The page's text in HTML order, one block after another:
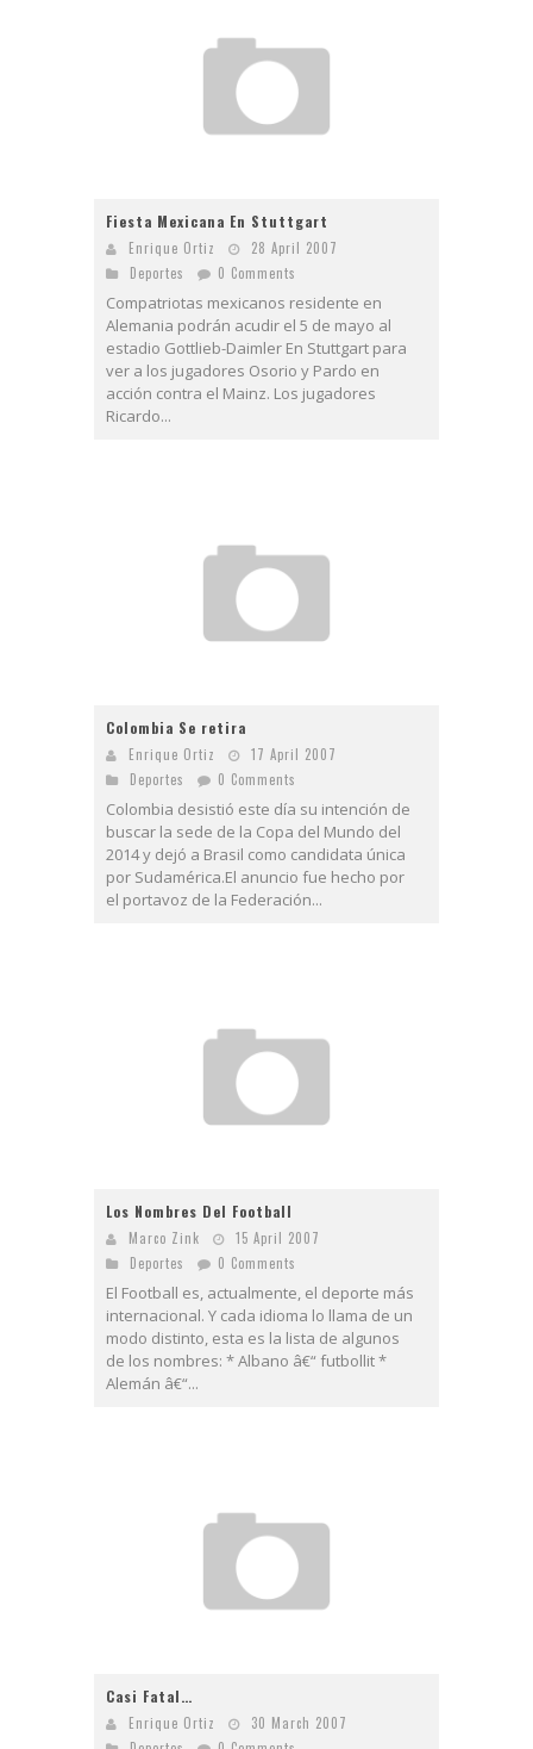
Fiesta Mexicana En Stuttgart
Enrique Ortiz
28 April 2007
Deportes
0 Comments
Compatriotas mexicanos residente en
Alemania podrán acudir el 5 de mayo al
estadio Gottlieb-Daimler En Stuttgart para
ver a los jugadores Osorio y Pardo en
acción contra el Mainz. Los jugadores
Ricardo...
Colombia Se retira
Enrique Ortiz
17 April 2007
Deportes
0 Comments
Colombia desistió este día su intención de
buscar la sede de la Copa del Mundo del
2014 y dejó a Brasil como candidata única
por Sudamérica.El anuncio fue hecho por
el portavoz de la Federación...
Los Nombres Del Football
Marco Zink
15 April 2007
Deportes
0 Comments
El Football es, actualmente, el deporte más
internacional. Y cada idioma lo llama de un
modo distinto, esta es la lista de algunos
de los nombres: * Albano â€“ futbollit *
Alemán â€“...
Casi Fatal…
Enrique Ortiz
30 March 2007